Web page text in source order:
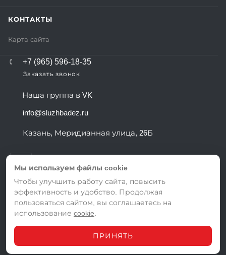
КОНТАКТЫ
Карта сайта
+7 (965) 596-18-35
Заказать звонок
Наша группа в VK
info@sluzhbadez.ru
Казань, Меридианная улица, 26Б
ВЕРСИЯ ДЛЯ ПЕЧАТИ
ПОЛЬЗОВАТЕЛЬСКОЕ СОГЛАШЕНИЕ
© 2026 Служба дезинфекции в Казани
Мы используем файлы cookie
Чтобы улучшить работу сайта, повысить
эффективность и удобство. Продолжая
пользоваться сайтом, вы соглашаетесь на
использование cookie
ПРИНЯТЬ